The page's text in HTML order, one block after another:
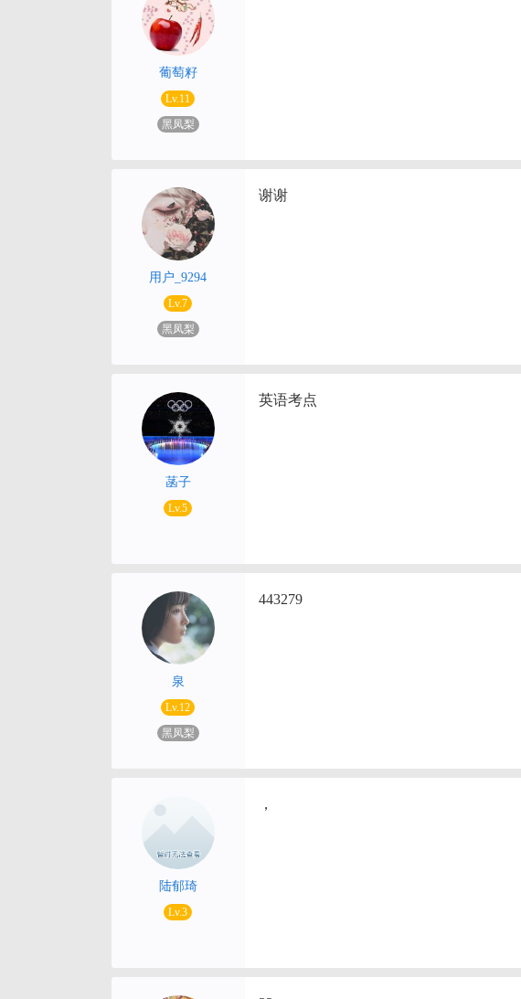
葡萄籽
Lv.11
黑凤梨
用户_9294
Lv.7
黑凤梨
谢谢
菡子
Lv.5
英语考点
泉
Lv.12
黑凤梨
443279
陆郁琦
Lv.3
，